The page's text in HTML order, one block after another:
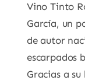
Vino Tinto
García, un
de autor
escarpados
Gracias a